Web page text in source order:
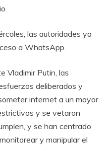
las autoridades ya
a WhatsApp.
Vladimir Putin, las
deliberados y
internet a un mayor
y se vetaron
y se han centrado
y manipular el